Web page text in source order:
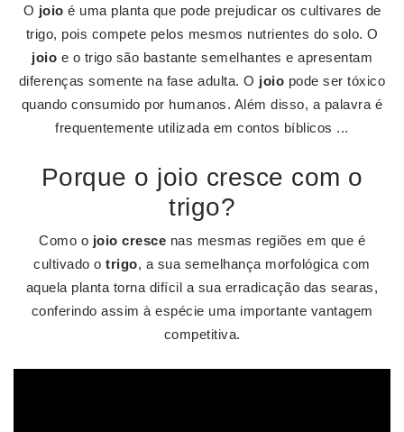
O joio é uma planta que pode prejudicar os cultivares de
trigo, pois compete pelos mesmos nutrientes do solo. O
joio e o trigo são bastante semelhantes e apresentam
diferenças somente na fase adulta. O joio pode ser tóxico
quando consumido por humanos. Além disso, a palavra é
frequentemente utilizada em contos bíblicos ...
Porque o joio cresce com o
trigo?
Como o joio cresce nas mesmas regiões em que é
cultivado otrigo, a sua semelhança morfológica com
aquela planta torna difícil a sua erradicação das searas,
conferindo assim à espécie uma importante vantagem
competitiva.